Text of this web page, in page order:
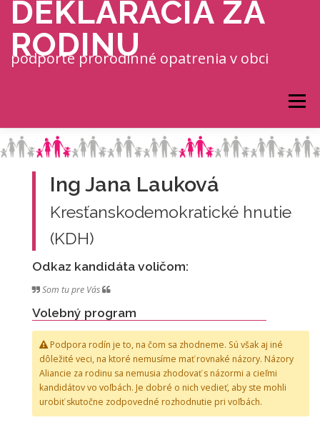
Prejsť na obsah
DEKLARÁCIA ZA
RODINU
podporte prorodinné opatrenia v obci
Menu
Ing Jana Lauková
Kresťanskodemokratické hnutie
(KDH)
Odkaz kandidáta voličom:
Som tu pre Vás
Volebný program
Podpora rodín je to, na čom sa zhodneme. Sú však aj iné
dôležité veci, na ktoré nemusíme mať rovnaké názory. Názory
Aliancie za rodinu sa nemusia zhodovať s názormi a cieľmi
kandidátov vo voľbách. Je dobré o nich vedieť, aby ste mohli
urobiť skutočne zodpovedné rozhodnutie pri voľbách.